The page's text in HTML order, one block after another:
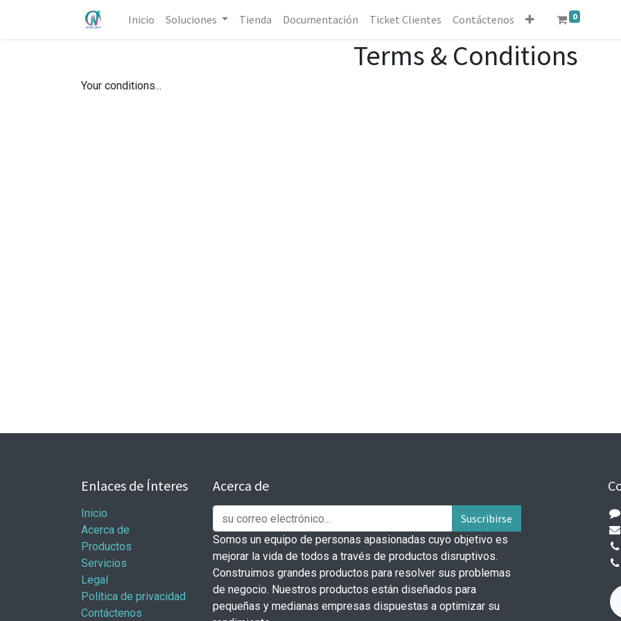
Inicio Soluciones Tienda Documentación Ticket Clientes Contáctenos 0
Terms & Conditions
Your conditions...
Enlaces de Ínteres
Inicio
Acerca de
Productos
Servicios
Legal
Política de privacidad
Contáctenos
Acerca de
Suscribirse
Somos un equipo de personas apasionadas cuyo objetivo es
mejorar la vida de todos a través de productos disruptivos.
Construimos grandes productos para resolver sus problemas
de negocio. Nuestros productos están diseñados para
pequeñas y medianas empresas dispuestas a optimizar su